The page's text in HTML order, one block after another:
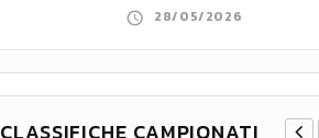
28/05/2026
CLASSIFICHE CAMPIONATI